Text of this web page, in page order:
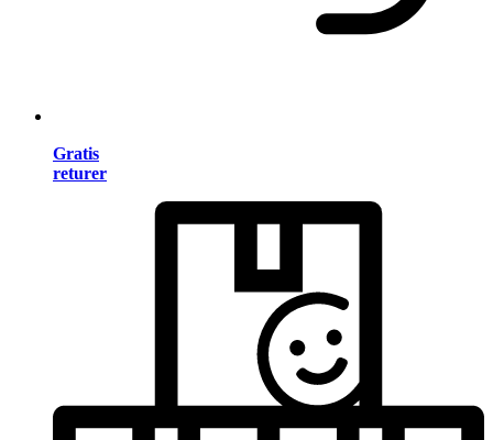
Gratis
returer